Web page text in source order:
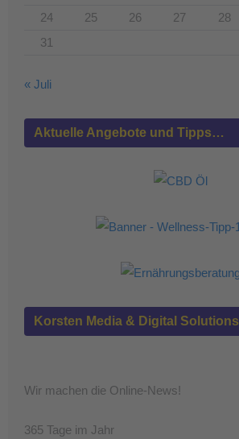
24
25 26 27 28
31
« Juli
Aktuelle Angebote und Tipps…
Korsten Media & Digital Solutions
Wir machen die Online-News!
365 Tage im Jahr